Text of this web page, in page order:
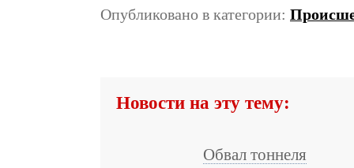
Опубликовано в категории:
Новости на эту тему:
Обвал тоннеля